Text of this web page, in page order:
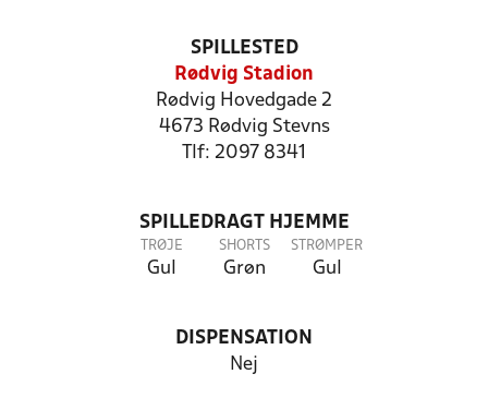
SPILLESTED
Rødvig Stadion
Rødvig Hovedgade 2
4673 Rødvig Stevns
Tlf: 2097 8341
SPILLEDRAGT HJEMME
TRØJE
Gul
SHORTS
Grøn
STRØMPER
Gul
DISPENSATION
Nej